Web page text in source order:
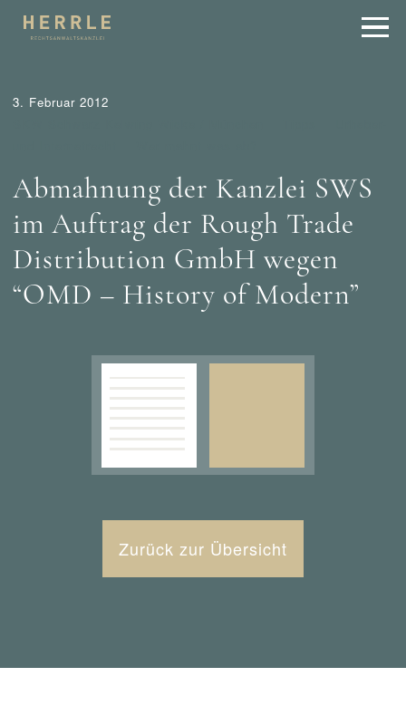
3. Februar 2012
Abmahnung der Kanzlei SWS
im Auftrag der Rough Trade
Distribution GmbH wegen
“OMD – History of Modern”
Zurück zur Übersicht